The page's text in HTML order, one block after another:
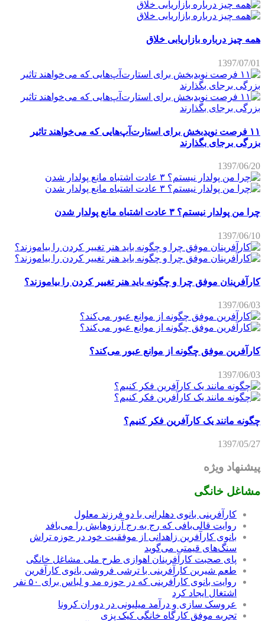
همه چیز درباره بازاریابی خلاق
1397/07/01
۱۱ فرصت نویدبخش برای استارت‌آپ‌هایی که می‌خواهند تاثیر
بزرگی برجای بگذارند
1397/06/20
چرا من پولدار نیستم؟ ۳ عادت اشتباه مانع پولدار شدن
1397/06/10
کارآفرینان موفق چرا و چگونه باید هنر تغییر کردن را بیاموزند؟
1397/06/03
کارآفرین موفق چگونه از موانع عبور می‌کند؟
1397/06/03
چگونه مانند یک کارآفرین فکر کنیم؟
1397/05/27
پیشنهاد ویژه
مشاغل خانگی
کارآفرینی بانوی دهلرانی با دو فرزند معلول
روایت قالی‌بافی که رج به رج آرزوهایش را می‌بافد
بانوی کارآفرین زاهدانی از موفقیت خود در حوزه تراش
سنگ‌های قیمتی می‌گوید
پای صحبت کارآفرینان اهوازی طرح ملی مشاغل خانگی
طعم شیرین کارآفرینی با ترشی فروشی بانوی کارآفرین
روایت بانوی کارآفرینی که در حوزه مد و لباس برای ۵۰ نفر
اشتغال ایجاد کرد
عروسک سازی و درآمد میلیونی در دوران کرونا
تجربه موفق کارگاه خانگی کیک پزی